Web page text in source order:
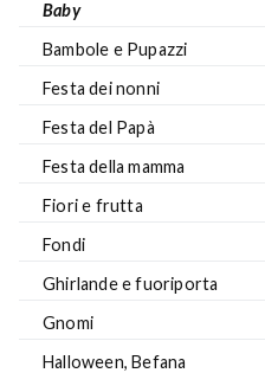
Baby
Bambole e Pupazzi
Festa dei nonni
Festa del Papà
Festa della mamma
Fiori e frutta
Fondi
Ghirlande e fuoriporta
Gnomi
Halloween, Befana